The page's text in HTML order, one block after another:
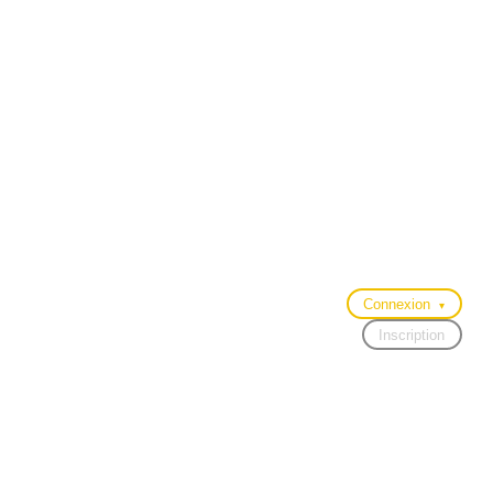
Connexion ▾
Inscription